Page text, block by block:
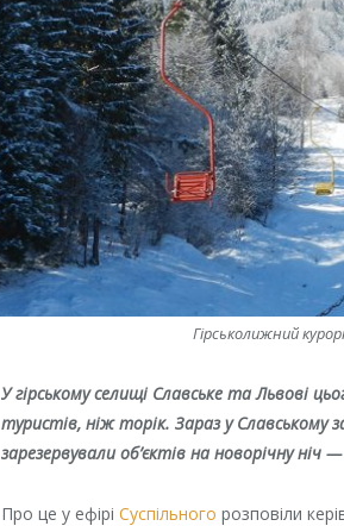
Гірськолижний
У гірському селищі Славське та Львові
туристів, ніж торік. Зараз у Славському
зарезервували об’єктів на новорічну ніч
Про це у ефіріСуспільного розповіли